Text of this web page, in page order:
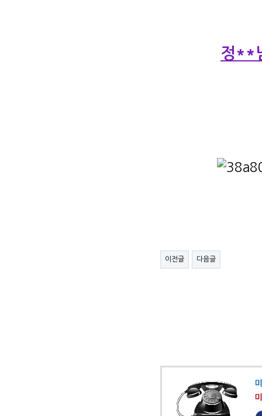
정**
이전글 다음글